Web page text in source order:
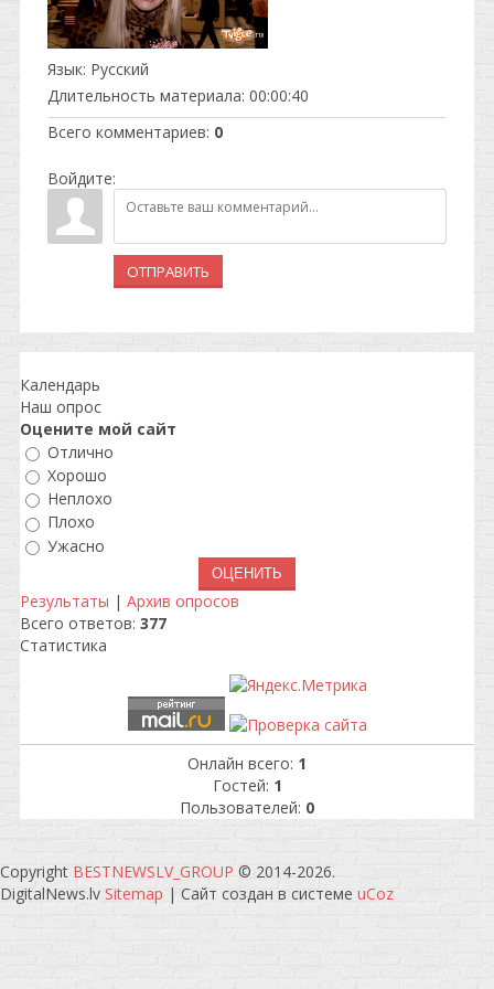
Язык: Русский
Длительность материала: 00:00:40
Всего комментариев: 0
Войдите:
ОТПРАВИТЬ
Календарь
Наш опрос
Оцените мой сайт
Отлично
Хорошо
Неплохо
Плохо
Ужасно
Результаты | Архив опросов
Всего ответов: 377
Статистика
Онлайн всего: 1
Гостей: 1
Пользователей: 0
Copyright BESTNEWSLV_GROUP © 2014-2026.
DigitalNews.lv Sitemap | Сайт создан в системе uCoz